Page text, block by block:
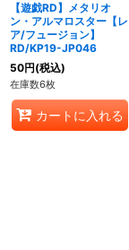
【遊戯RD】メタリオ
ン・アルマロスター【レ
ア/フュージョン】
RD/KP19-JP046
50円(税込)
在庫数6枚
カートに入れる